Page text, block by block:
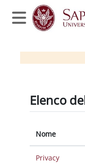
Vai al contenuto principale
Pannello laterale
Elenco
Nome
Privacy